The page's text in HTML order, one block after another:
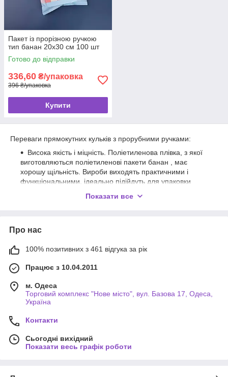
Пакет із прорізною ручкою
тип банан 20x30 см 100 шт
Готово до відправки
336,60 ₴/упаковка
396 ₴/упаковка
Купити
Переваги прямокутних кульків з прорубними ручками:
Висока якість і міцність. Поліетиленова плівка, з якої
виготовляються поліетиленові пакети банан , має
хорошу щільність. Вироби виходять практичними і
функціональними, ідеально підійдуть для упаковки
товарів, канцтоварів і поліграфічної продукції.
торгівлі, так і для госп.потреб. Вартість на
величезного асортименту навіть самий вимогливий
нього варіант.
Замовити пакети з вирубною ручкою в магазині «ПакетПак»
просто: оформіть замовлення на сайті через кошик або
зателефонуйте за одним із вказаних телефонів. Здійснюємо
доставку товарів по всій території України.
Показати все
Про нас
100% позитивних з 461 відгука за рік
Працює з 10.04.2011
м. Одеса
Торговий комплекс "Нове місто", вул. Базова 17, Одеса,
Україна
Контакти
Сьогодні вихідний
Показати весь графік роботи